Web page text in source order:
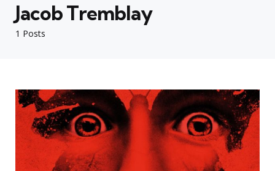
1 Posts
Jacob Tremblay